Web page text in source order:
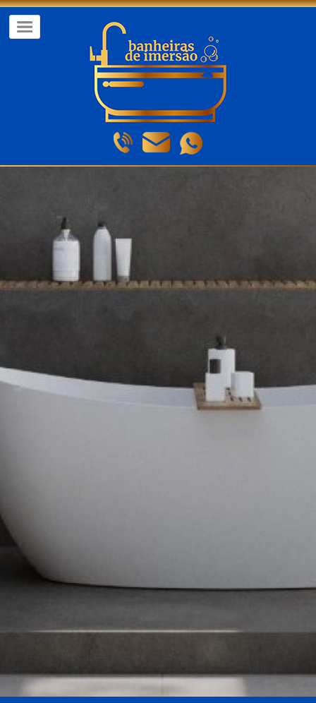
Formas
Dúvidas
Conosco